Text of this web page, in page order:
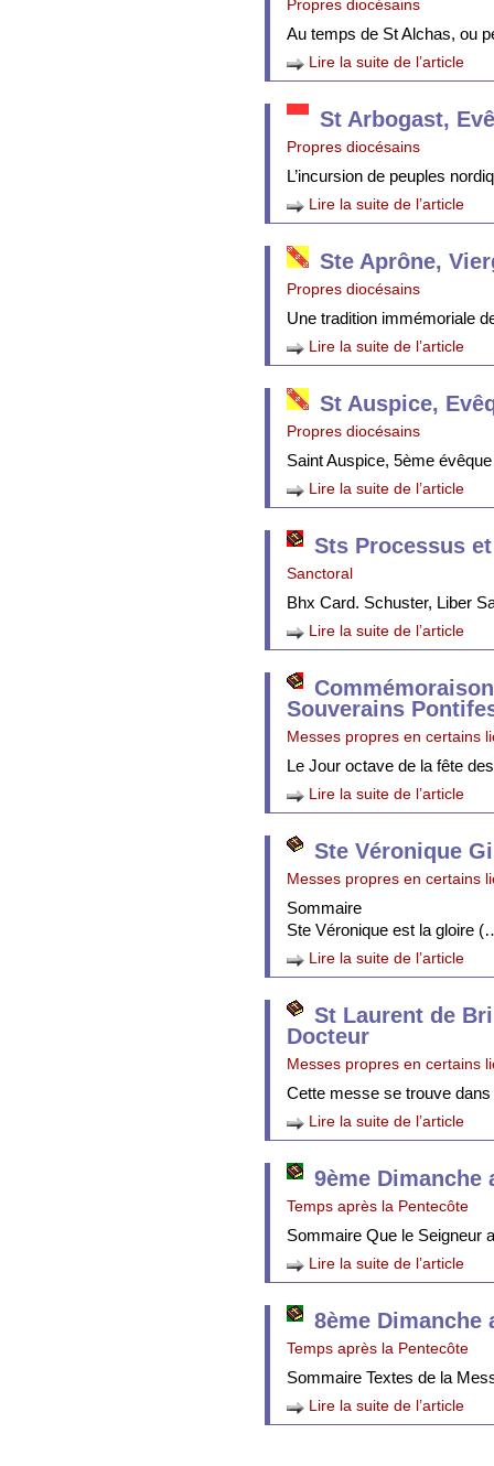
Propres diocésains
Au temps de St Alchas, ou
Lire la suite de l’article
St Arbogast,
Propres diocésains
L’incursion de peuples
Lire la suite de l’article
Ste Aprône,
Propres diocésains
Une tradition immémoriale
Lire la suite de l’article
St Auspice,
Propres diocésains
Saint Auspice, 5ème
Lire la suite de l’article
Sts Processus
Sanctoral
Bhx Card. Schuster, Liber
Lire la suite de l’article
Souverains
Messes propres en certains
Le Jour octave de la fête
Lire la suite de l’article
Ste Véronique
Messes propres en certains
Sommaire
Ste Véronique est la gloire
Lire la suite de l’article
St Laurent de
Docteur
Messes propres en certains
Cette messe se trouve
Lire la suite de l’article
9ème Dimanche
Temps après la Pentecôte
Sommaire Que le Seigneur
Lire la suite de l’article
8ème Dimanche
Temps après la Pentecôte
Sommaire Textes de la
Lire la suite de l’article